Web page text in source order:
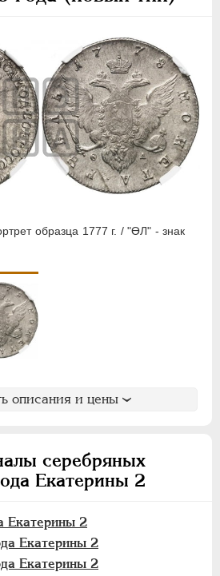
образца 1777 г. / "ӨЛ" - знак
описания и цены
серебряных
Екатерины 2
Екатерины 2
Екатерины 2
Екатерины 2
1894
1917-1918
1918